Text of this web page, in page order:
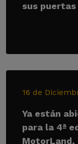
sus
16 de
Ya están
para la 4ª
MotorLand,